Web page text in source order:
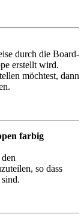
durch die Board-
erstellt wird.
möchtest, dann
farbig
so dass